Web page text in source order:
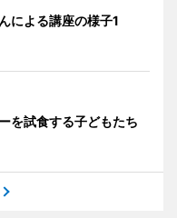
による講座の様子1
を試食する子どもたち